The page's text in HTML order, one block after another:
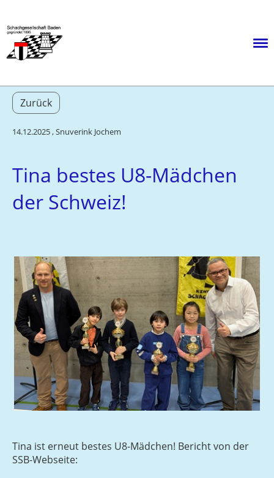
Zurück
14.12.2025, Snuverink Jochem
Tina bestes U8-Mädchen
der Schweiz!
Tina ist erneut bestes U8-Mädchen! Bericht von der
SSB-Webseite: